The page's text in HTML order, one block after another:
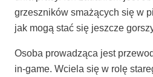
grzesz­ni­ków sma­żą­cych się w
jak mogą stać się jesz­cze
Oso­ba pro­wa­dzą­ca jest
in-game. Wcie­la się w rolę